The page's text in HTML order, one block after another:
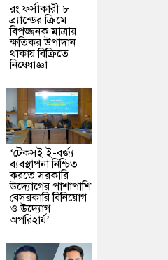
রং ফর্সাকারী ৮
ব্র্যান্ডের ক্রিমে
বিপজ্জনক মাত্রায়
ক্ষতিকর উপাদান
থাকায় বিক্রিতে
নিষেধাজ্ঞা
‘টেকসই ই-বর্জ্য
ব্যবস্থাপনা নিশ্চিত
করতে সরকারি
উদ্যোগের পাশাপাশি
বেসরকারি বিনিয়োগ
ও উদ্যোগ
অপরিহার্য’